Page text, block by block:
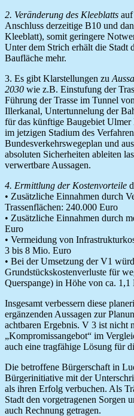
2. Veränderung des Kleeblatts
Anschluss derzeitige B10 und
Kleeblatt), somit geringere
Unter dem Strich erhält die Stadt
Baufläche mehr.
3. Es gibt Klarstellungen zu
2030 wie z.B. Einstufung der
Führung der Trasse im Tunnel
Illerkanal, Untertunnelung der
für das künftige Baugebiet
im jetzigen Stadium des
Bundesverkehrswegeplan und
absoluten Sicherheiten ableiten
verwertbare Aussagen.
4. Ermittlung der Kostenvorteile
• Zusätzliche Einnahmen durch
Trassenflächen: 240.000 Euro
• Zusätzliche Einnahmen durch
Euro
• Vermeidung von
3 bis 8 Mio. Euro
• Bei der Umsetzung der V1
Grundstückskostenverluste für
Querspange) in Höhe von ca.
Insgesamt verbessern diese
ergänzenden Aussagen zur
achtbaren Ergebnis. V 3 ist nicht
„Kompromissangebot“ im
auch eine tragfähige Lösung für
Die betroffene Bürgerschaft in
Bürgerinitiative mit der
als ihren Erfolg verbuchen. Als
Stadt den vorgetragenen Sorgen
auch Rechnung getragen.